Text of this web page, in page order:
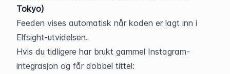
Tokyo)
Feeden vises automatisk når koden er lagt inn i
Elfsight-utvidelsen.
Hvis du tidligere har brukt gammel Instagram-
integrasjon og får dobbel tittel: